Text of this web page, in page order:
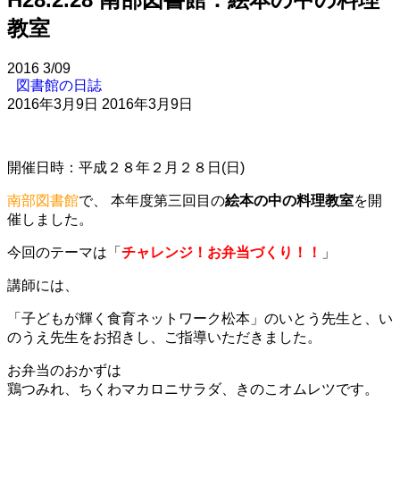
教室
2016 3/09
図書館の日誌
2016年3月9日 2016年3月9日
開催日時：平成２８年２月２８日(日)
南部図書館で、 本年度第三回目の絵本の中の料理教室を開
催しました。
今回のテーマは「 チャレンジ！お弁当づくり！！ 」
講師には、
「子どもが輝く食育ネットワーク松本」のいとう先生と、い
のうえ先生をお招きし、ご指導いただきました。
お弁当のおかずは
鶏つみれ、ちくわマカロニサラダ、きのこオムレツです。